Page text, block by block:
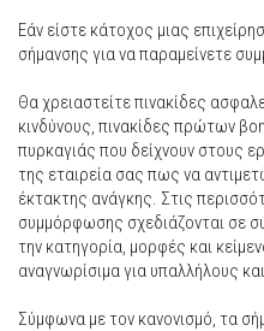
Εάν είστε κάτοχος μιας
σήμανσης για να παραμείνετε
Θα χρειαστείτε πινακίδες
κινδύνους, πινακίδες πρώτων
πυρκαγιάς που δείχνουν στους
της εταιρεία σας πως να
έκτακτης ανάγκης. Στις
συμμόρφωσης σχεδιάζονται σε
την κατηγορία, μορφές και
αναγνωρίσιμα για υπαλλήλους
Σύμφωνα με τον κανονισμό, τα